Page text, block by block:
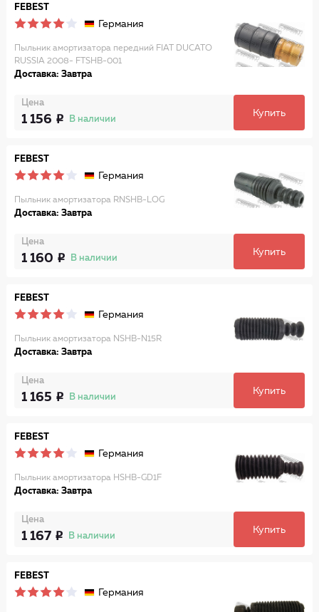
FEBEST
Германия
Пыльник амортизатора передний FIAT DUCATO
RUSSIA 2008- FTSHB-001
Доставка: Завтра
Цена
1 156 В наличии
Купить
FEBEST
Германия
Пыльник амортизатора RNSHB-LOG
Доставка: Завтра
Цена
1 160 В наличии
Купить
FEBEST
Германия
Пыльник амортизатора NSHB-N15R
Доставка: Завтра
Цена
1 165 В наличии
Купить
FEBEST
Германия
Пыльник амортизатора HSHB-GD1F
Доставка: Завтра
Цена
1 167 В наличии
Купить
FEBEST
Германия